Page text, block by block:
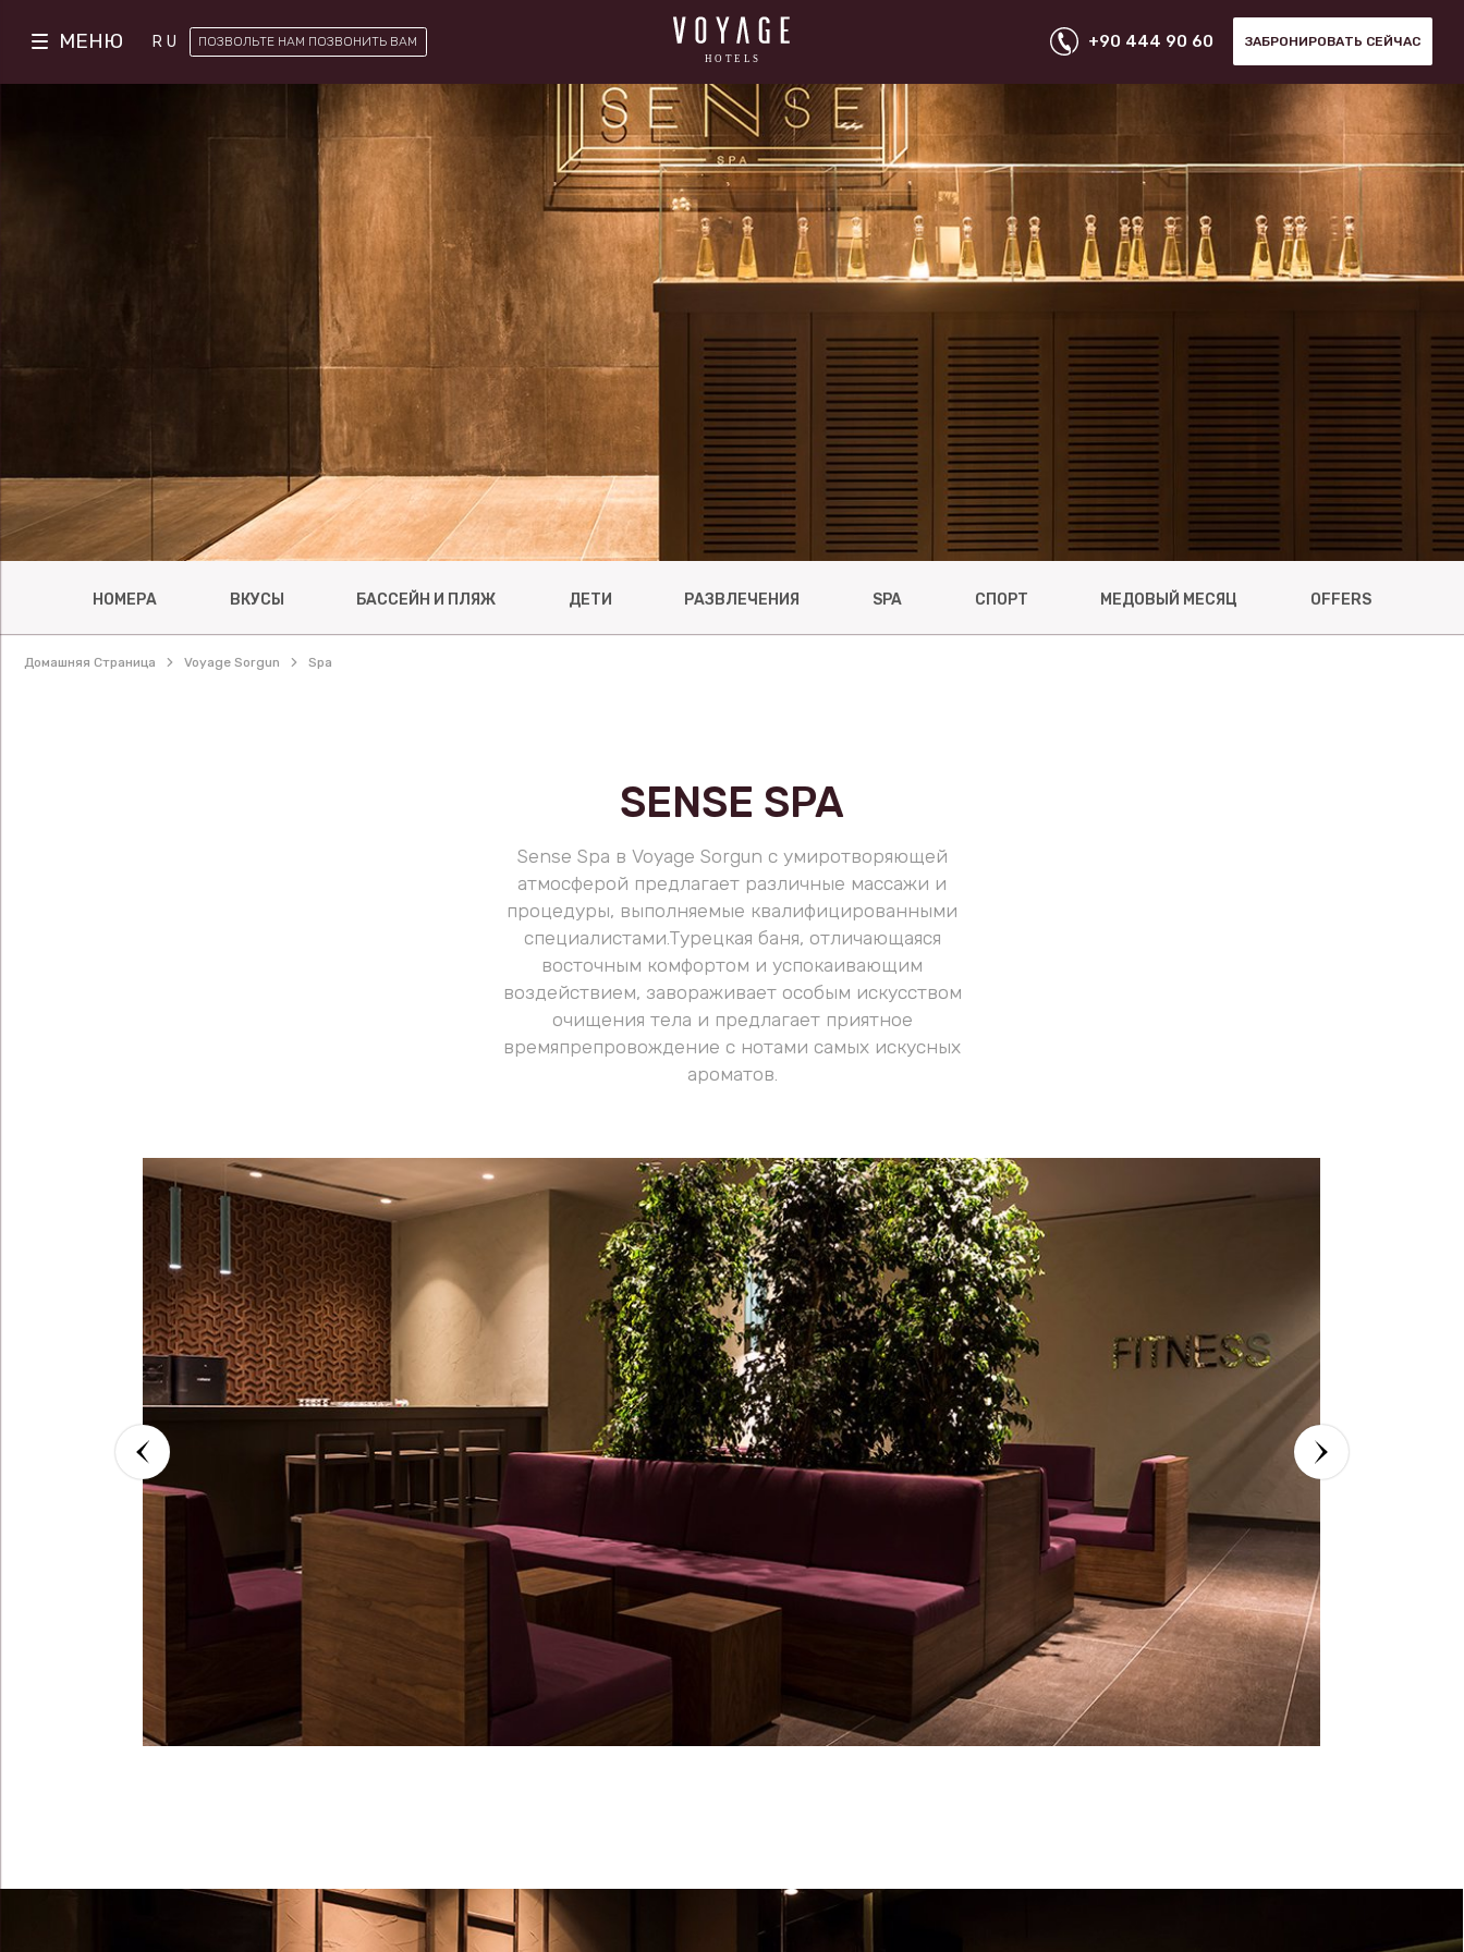
МЕНЮ RU ПОЗВОЛЬТЕ НАМ ПОЗВОНИТЬ ВАМ +90 444 90 60 ЗАБРОНИРОВАТЬ СЕЙЧАС
НОМЕРА ВКУСЫ БАССЕЙН И ПЛЯЖ ДЕТИ РАЗВЛЕЧЕНИЯ SPA СПОРТ МЕДОВЫЙ МЕСЯЦ OFFERS
Домашняя Страница Voyage Sorgun Spa
SENSE SPA
Sense Spa в Voyage Sorgun с умиротворяющей
атмосферой предлагает различные массажи и
процедуры, выполняемые квалифицированными
специалистами.Турецкая баня, отличающаяся
восточным комфортом и успокаивающим
воздействием, завораживает особым искусством
очищения тела и предлагает приятное
времяпрепровождение с нотами самых искусных
ароматов.